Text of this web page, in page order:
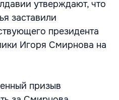
утверждают, что
заставили
президента
Игоря Смирнова на
призыв